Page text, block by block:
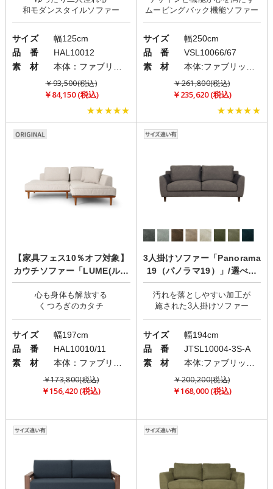
サイズ
幅125cm
品 番
HAL10012
素 材
￥93,500(税込)
￥84,150 (税込)
★★★★★
サイズ
幅250cm
品 番
VSL10066/67
素 材
￥261,800(税込)
￥235,620 (税込)
★★★★★
【家具フェス10％オフ対象】
カウチソファー「LUME(ルー
ミー)」
心も身体も解放する
サイズ
幅197cm
品 番
HAL10010/11
素 材
￥173,800(税込)
￥156,420 (税込)
3人掛けソファー「Panorama
19（パノラマ19）」/選べる
座り心地/カバーリング
汚れを落としやすい加工が
サイズ
幅194cm
品 番
JTSL10004-3S-A
素 材
￥200,200(税込)
￥168,000 (税込)